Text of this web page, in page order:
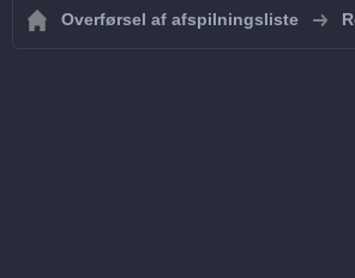
Overførsel af afspilningsliste